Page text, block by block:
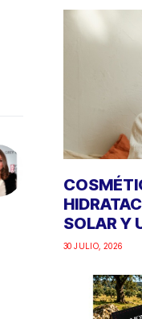
SOLAR Y
30 JULIO, 2026